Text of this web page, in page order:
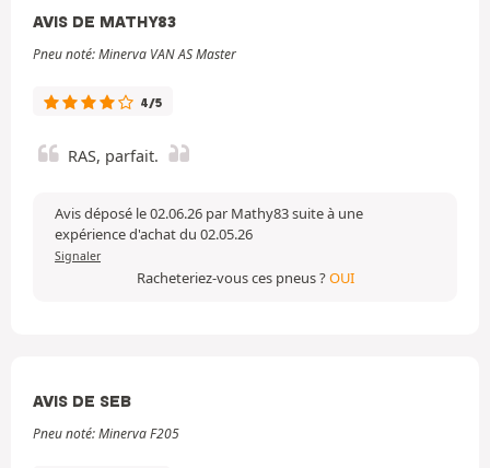
AVIS DE MATHY83
Pneu noté: Minerva VAN AS Master
4/5
RAS, parfait.
Avis déposé le 02.06.26 par Mathy83 suite à une
expérience d'achat du 02.05.26
Signaler
Racheteriez-vous ces pneus ?OUI
AVIS DE SEB
Pneu noté: Minerva F205